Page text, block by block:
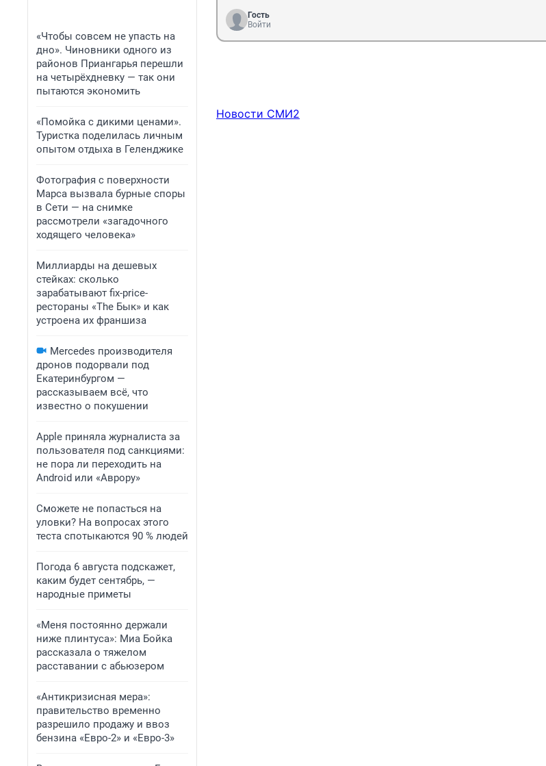
«Чтобы совсем не упасть на
дно». Чиновники одного из
районов Приангарья перешли
на четырёхдневку — так они
пытаются экономить
«Помойка с дикими ценами».
Туристка поделилась личным
опытом отдыха в Геленджике
Фотография с поверхности
Марса вызвала бурные споры
в Сети — на снимке
рассмотрели «загадочного
ходящего человека»
Миллиарды на дешевых
стейках: сколько
зарабатывают fix-price-
рестораны «The Бык» и как
устроена их франшиза
Mercedes производителя
дронов подорвали под
Екатеринбургом —
рассказываем всё, что
известно о покушении
Apple приняла журналиста за
пользователя под санкциями:
не пора ли переходить на
Android или «Аврору»
Сможете не попасться на
уловки? На вопросах этого
теста спотыкаются 90 % людей
Погода 6 августа подскажет,
каким будет сентябрь, —
народные приметы
«Меня постоянно держали
ниже плинтуса»: Миа Бойка
рассказала о тяжелом
расставании с абьюзером
«Антикризисная мера»:
правительство временно
разрешило продажу и ввоз
бензина «Евро-2» и «Евро-3»
Гость
Войти
Новости СМИ2